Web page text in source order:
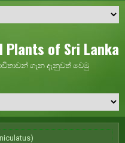
of Sri Lanka
ගැන දැනුවත් වෙමු